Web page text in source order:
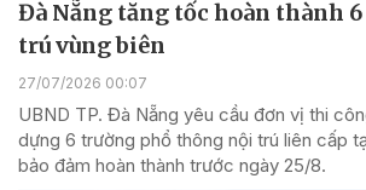
Đà Nẵng tăng tốc hoàn thành
trú vùng biên
27/07/2026 00:07
UBND TP. Đà Nẵng yêu cầu đơn vị thi
dựng 6 trường phổ thông nội trú liên cấp
bảo đảm hoàn thành trước ngày 25/8.